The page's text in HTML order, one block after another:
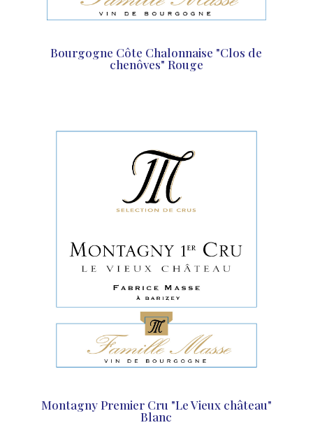
Bourgogne Côte Chalonnaise "Clos de
chenôves" Rouge
Montagny Premier Cru "Le Vieux château"
Blanc